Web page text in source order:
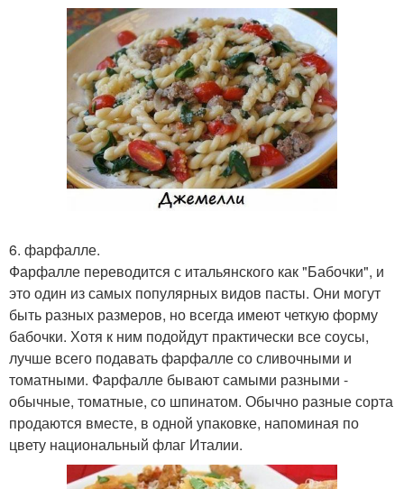
6. фарфалле.
Фарфалле переводится с итальянского как "Бабочки", и
это один из самых популярных видов пасты. Они могут
быть разных размеров, но всегда имеют четкую форму
бабочки. Хотя к ним подойдут практически все соусы,
лучше всего подавать фарфалле со сливочными и
томатными. Фарфалле бывают самыми разными -
обычные, томатные, со шпинатом. Обычно разные сорта
продаются вместе, в одной упаковке, напоминая по
цвету национальный флаг Италии.